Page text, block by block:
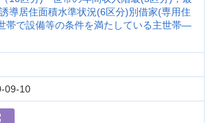
導居住面積水準状況(6区分)別借家(専用住
帯で設備等の条件を満たしている主世帯―
09-10